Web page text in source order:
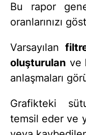
Bu rapor
oranlarınızı
Varsayılan
oluşturulan ve
anlaşmaları
Grafikteki
temsil eder ve